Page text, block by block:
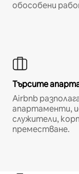
обособени
Търсите
Airbnb
апартаменти,
служители,
преместване.